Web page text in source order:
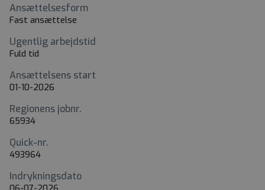
Ansættelsesform
Fast ansættelse
Ugentlig arbejdstid
Fuld tid
Ansættelsens start
01-10-2026
Regionens jobnr.
65934
Quick-nr.
493964
Indrykningsdato